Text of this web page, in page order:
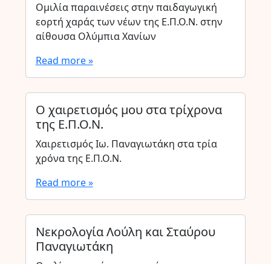
Ομιλία παραινέσεις στην παιδαγωγική
εορτή χαράς των νέων της Ε.Π.Ο.Ν. στην
αίθουσα Ολύμπια Χανίων
Read more »
Ο χαιρετισμός μου στα τρίχρονα
της Ε.Π.Ο.Ν.
Χαιρετισμός Ιω. Παναγιωτάκη στα τρία
χρόνα της Ε.Π.Ο.Ν.
Read more »
Νεκρολογία Λούλη και Σταύρου
Παναγιωτάκη